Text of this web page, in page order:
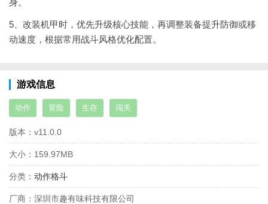
身。
5、改装机甲时，优先升级核心技能，再调整装备提升防御或移
动速度，根据常用战斗风格优化配置。
游戏信息
动作 冒险 生存 闯关
版本： v11.0.0
大小： 159.97MB
分类： 动作格斗
厂商： 深圳市趣有味科技有限公司